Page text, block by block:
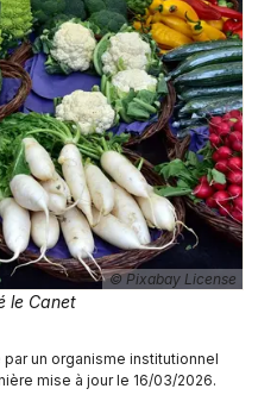
du Rhône
Côte-d'Azur
© Pixabay License
le Canet
un organisme institutionnel
mise à jour le 16/03/2026.